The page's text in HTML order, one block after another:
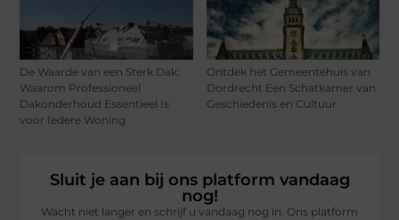
De Waarde van een Sterk Dak:
Waarom Professioneel
Dakonderhoud Essentieel Is
voor Iedere Woning
Ontdek het Gemeentehuis van
Dordrecht Een Schatkamer van
Geschiedenis en Cultuur
Sluit je aan bij ons platform vandaag
nog!
Wacht niet langer en schrijf u vandaag nog in. Ons platform